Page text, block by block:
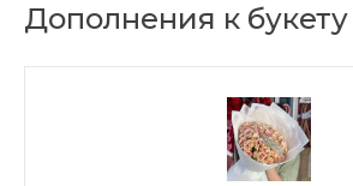
Дополнения к букету